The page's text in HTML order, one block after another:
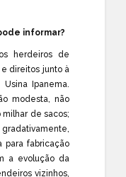
informar?
herdeiros de
direitos junto à
Ipanema.
modesta, não
de sacos;
para fabricação
a evolução da
vizinhos,